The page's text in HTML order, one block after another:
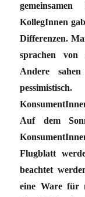
KollegInnen
Differenzen.
sprachen von
Andere
pessimistisch.
Auf dem
Flugblatt
beachtet
eine Ware für